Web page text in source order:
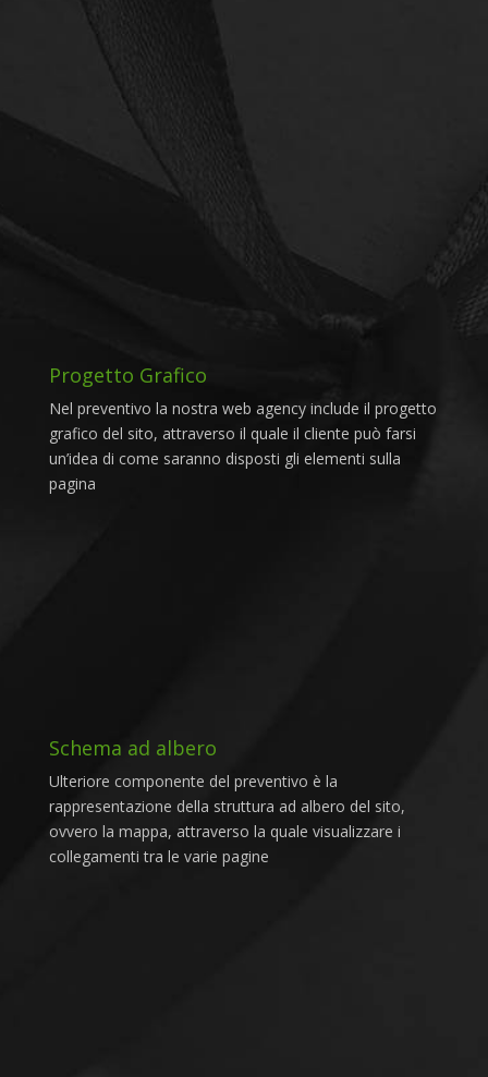
I Componenti Del Preventivo
Gratuito
Progetto Grafico
Nel preventivo la nostra web agency include il progetto
grafico del sito, attraverso il quale il cliente può farsi
un’idea di come saranno disposti gli elementi sulla
pagina
Schema ad albero
Ulteriore componente del preventivo è la
rappresentazione della struttura ad albero del sito,
ovvero la mappa, attraverso la quale visualizzare i
collegamenti tra le varie pagine